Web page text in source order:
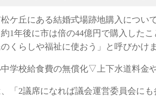
ケ丘にある結婚式場跡地購入につい
1年後に市は倍の44億円で購入した
くらしや福祉に使おう」と呼びかけま
学校給食費の無償化▽上下水道料金
「2議席になれば議会運営委員会に